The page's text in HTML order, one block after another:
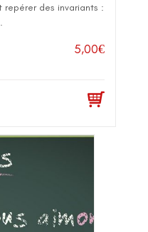
des invariants :
5,00€